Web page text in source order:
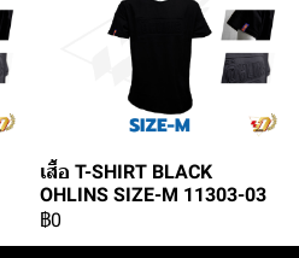
เสื้อ T-SHIRT BLACK
OHLINS SIZE-M 11303-03
฿0